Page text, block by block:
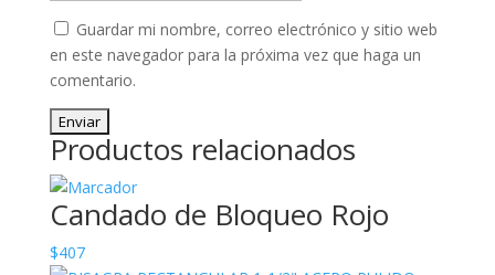
Guardar mi nombre, correo electrónico y sitio web
en este navegador para la próxima vez que haga un
comentario.
Productos relacionados
Candado de Bloqueo Rojo
$407